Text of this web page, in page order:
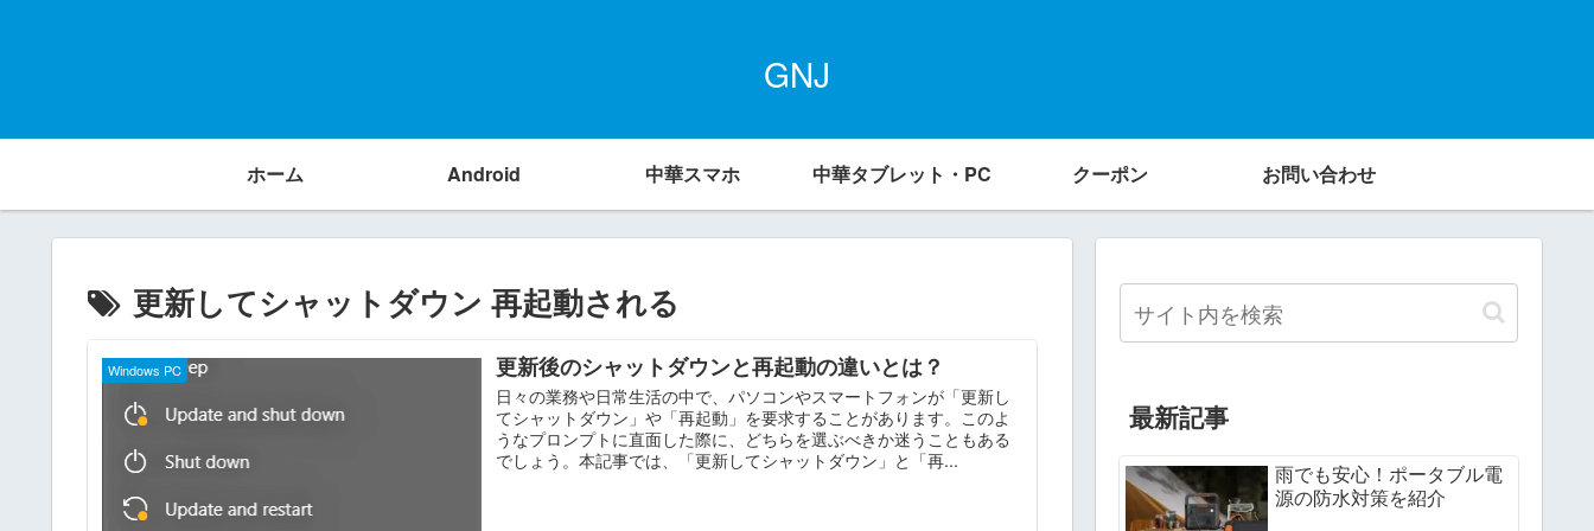
GNJ
ホーム Android 中華スマホ 中華タブレット・PC クーポン お問い合わせ
更新してシャットダウン 再起動される
Windows PC 更新後のシャットダウンと再起動の違いとは？
日々の業務や日常生活の中で、パソコンやスマートフォンが「更新し
てシャットダウン」や「再起動」を要求することがあります。このよ
うなプロンプトに直面した際に、どちらを選ぶべきか迷うこともある
でしょう。本記事では、「更新してシャットダウン」と「再...
最新記事
雨でも安心！ポータブル電
源の防水対策を紹介